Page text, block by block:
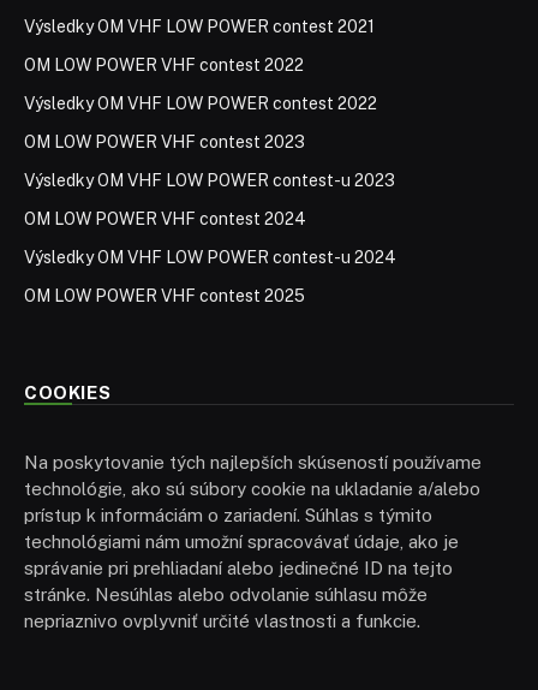
Výsledky OM VHF LOW POWER contest 2021
OM LOW POWER VHF contest 2022
Výsledky OM VHF LOW POWER contest 2022
OM LOW POWER VHF contest 2023
Výsledky OM VHF LOW POWER contest-u 2023
OM LOW POWER VHF contest 2024
Výsledky OM VHF LOW POWER contest-u 2024
OM LOW POWER VHF contest 2025
COOKIES
Na poskytovanie tých najlepších skúseností používame
technológie, ako sú súbory cookie na ukladanie a/alebo
prístup k informáciám o zariadení. Súhlas s týmito
technológiami nám umožní spracovávať údaje, ako je
správanie pri prehliadaní alebo jedinečné ID na tejto
stránke. Nesúhlas alebo odvolanie súhlasu môže
nepriaznivo ovplyvniť určité vlastnosti a funkcie.